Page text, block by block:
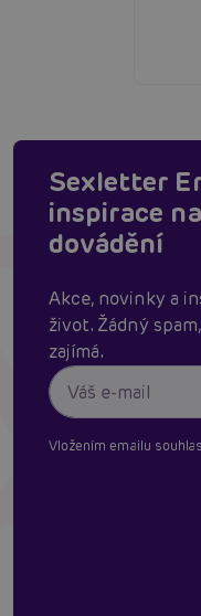
Sexletter
inspirace
dovádění
Akce, novinky a
život. Žádný
zajímá.
Vložením emailu